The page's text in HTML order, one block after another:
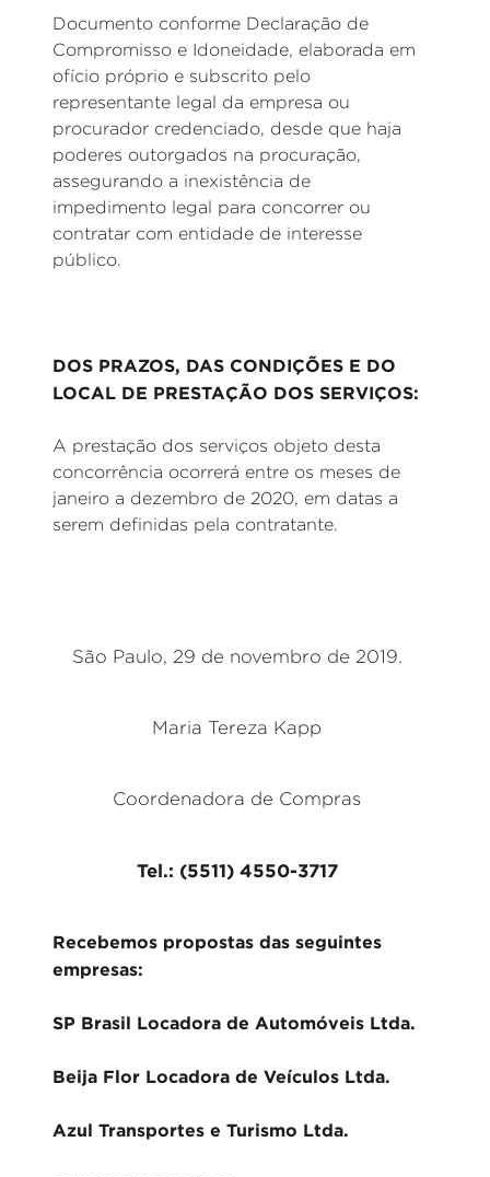
Documento conforme Declaração de
Compromisso e Idoneidade, elaborada em
ofício próprio e subscrito pelo
representante legal da empresa ou
procurador credenciado, desde que haja
poderes outorgados na procuração,
assegurando a inexistência de
impedimento legal para concorrer ou
contratar com entidade de interesse
público.
DOS PRAZOS, DAS CONDIÇÕES E DO
LOCAL DE PRESTAÇÃO DOS SERVIÇOS:
A prestação dos serviços objeto desta
concorrência ocorrerá entre os meses de
janeiro a dezembro de 2020, em datas a
serem definidas pela contratante.
São Paulo, 29 de novembro de 2019.
Maria Tereza Kapp
Coordenadora de Compras
Tel.: (5511) 4550-3717
Recebemos propostas das seguintes
empresas:
SP Brasil Locadora de Automóveis Ltda.
Beija Flor Locadora de Veículos Ltda.
Azul Transportes e Turismo Ltda.